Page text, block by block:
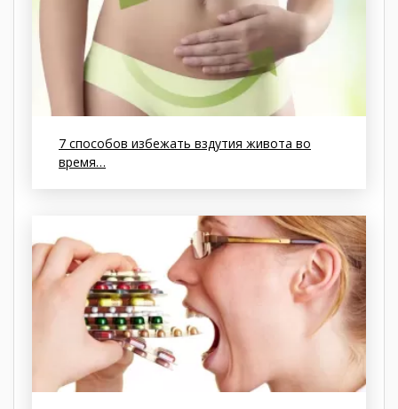
7 способов избежать вздутия живота во
время…